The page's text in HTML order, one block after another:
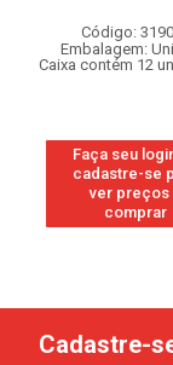
Código:
Embalagem:
Caixa contém 12
Faça seu
cadastre-se
ver preços
comprar
Cadastre-